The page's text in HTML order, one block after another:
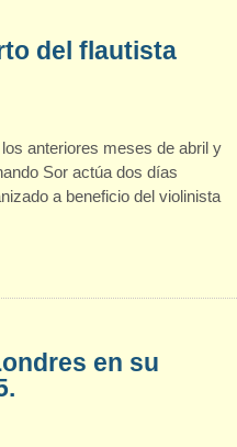
del flautista
anteriores meses de abril y
Sor actúa dos días
a beneficio del violinista
en su